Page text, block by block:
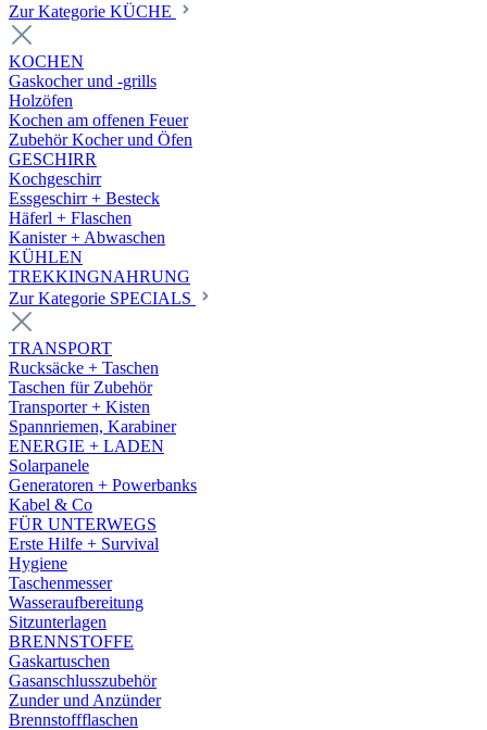
Zur Kategorie KÜCHE
KOCHEN
Gaskocher und -grills
Holzöfen
Kochen am offenen Feuer
Zubehör Kocher und Öfen
GESCHIRR
Kochgeschirr
Essgeschirr + Besteck
Häferl + Flaschen
Kanister + Abwaschen
KÜHLEN
TREKKINGNAHRUNG
Zur Kategorie SPECIALS
TRANSPORT
Rucksäcke + Taschen
Taschen für Zubehör
Transporter + Kisten
Spannriemen, Karabiner
ENERGIE + LADEN
Solarpanele
Generatoren + Powerbanks
Kabel & Co
FÜR UNTERWEGS
Erste Hilfe + Survival
Hygiene
Taschenmesser
Wasseraufbereitung
Sitzunterlagen
BRENNSTOFFE
Gaskartuschen
Gasanschlusszubehör
Zunder und Anzünder
Brennstoffflaschen